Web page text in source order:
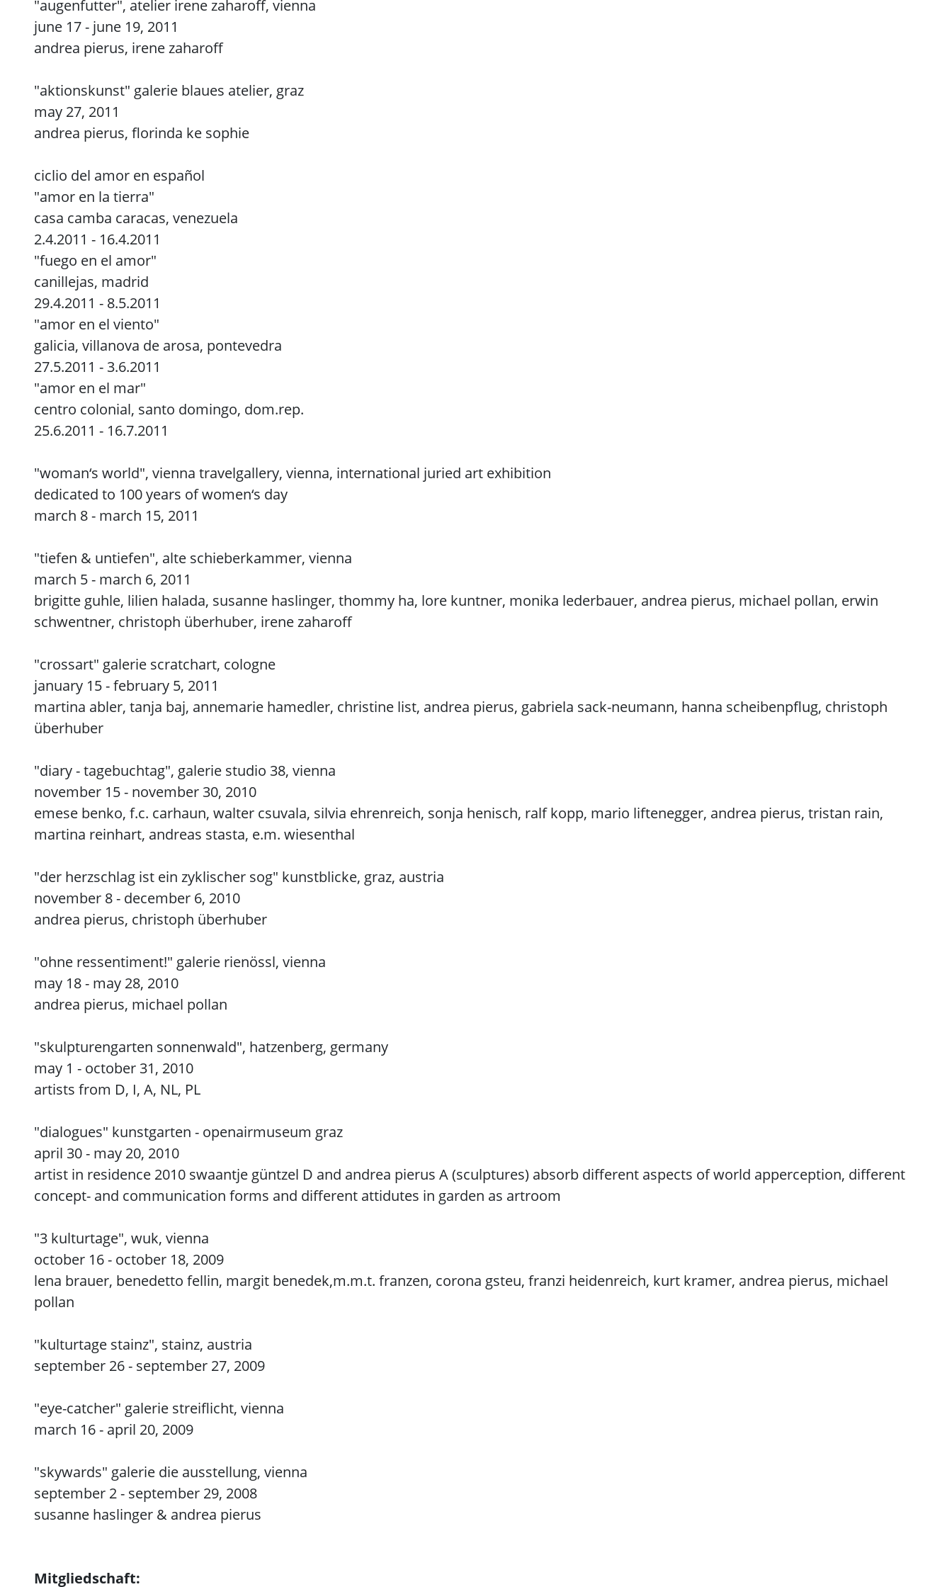
"augenfutter", atelier irene zaharoff, vienna
june 17 - june 19, 2011
andrea pierus, irene zaharoff
"aktionskunst" galerie blaues atelier, graz
may 27, 2011
andrea pierus, florinda ke sophie
ciclio del amor en español
"amor en la tierra"
casa camba caracas, venezuela
2.4.2011 - 16.4.2011
"fuego en el amor"
canillejas, madrid
29.4.2011 - 8.5.2011
"amor en el viento"
galicia, villanova de arosa, pontevedra
27.5.2011 - 3.6.2011
"amor en el mar"
centro colonial, santo domingo, dom.rep.
25.6.2011 - 16.7.2011
"woman‘s world", vienna travelgallery, vienna, international juried art exhibition
dedicated to 100 years of women‘s day
march 8 - march 15, 2011
"tiefen & untiefen", alte schieberkammer, vienna
march 5 - march 6, 2011
brigitte guhle, lilien halada, susanne haslinger, thommy ha, lore kuntner, monika lederbauer, andrea pierus, michael pollan, erwin
schwentner, christoph überhuber, irene zaharoff
"crossart" galerie scratchart, cologne
january 15 - february 5, 2011
martina abler, tanja baj, annemarie hamedler, christine list, andrea pierus, gabriela sack-neumann, hanna scheibenpflug, christoph
überhuber
"diary - tagebuchtag", galerie studio 38, vienna
november 15 - november 30, 2010
emese benko, f.c. carhaun, walter csuvala, silvia ehrenreich, sonja henisch, ralf kopp, mario liftenegger, andrea pierus, tristan rain,
martina reinhart, andreas stasta, e.m. wiesenthal
"der herzschlag ist ein zyklischer sog" kunstblicke, graz, austria
november 8 - december 6, 2010
andrea pierus, christoph überhuber
"ohne ressentiment!" galerie rienössl, vienna
may 18 - may 28, 2010
andrea pierus, michael pollan
"skulpturengarten sonnenwald", hatzenberg, germany
may 1 - october 31, 2010
artists from D, I, A, NL, PL
"dialogues" kunstgarten - openairmuseum graz
april 30 - may 20, 2010
artist in residence 2010 swaantje güntzel D and andrea pierus A (sculptures) absorb different aspects of world apperception, different
concept- and communication forms and different attidutes in garden as artroom
"3 kulturtage", wuk, vienna
october 16 - october 18, 2009
lena brauer, benedetto fellin, margit benedek,m.m.t. franzen, corona gsteu, franzi heidenreich, kurt kramer, andrea pierus, michael
pollan
"kulturtage stainz", stainz, austria
september 26 - september 27, 2009
"eye-catcher" galerie streiflicht, vienna
march 16 - april 20, 2009
"skywards" galerie die ausstellung, vienna
september 2 - september 29, 2008
susanne haslinger & andrea pierus
Mitgliedschaft: